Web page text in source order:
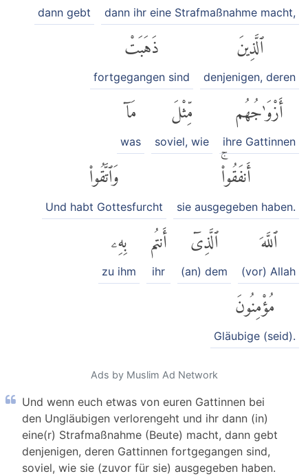
dann ihr eine Strafmaßnahme macht,
dann gebt
ٱلَّذِينَ
denjenigen, deren
ذَهَبَتْ
fortgegangen sind
أَزْوَٰجُهُم
ihre Gattinnen
مِّثْلَ
soviel, wie
مَآ
was
أَنفَقُوا۟ۚ
sie ausgegeben haben.
وَٱتَّقُوا۟
Und habt Gottesfurcht
ٱللَّهَ
(vor) Allah
ٱلَّذِىٓ
(an) dem
أَنتُم
ihr
بِهِۦ
zu ihm
مُؤْمِنُونَ
Gläubige (seid).
Ads by Muslim Ad Network
Und wenn euch etwas von euren Gattinnen bei
den Ungläubigen verlorengeht und ihr dann (in)
eine(r) Strafmaßnahme (Beute) macht, dann gebt
denjenigen, deren Gattinnen fortgegangen sind,
soviel, wie sie (zuvor für sie) ausgegeben haben.